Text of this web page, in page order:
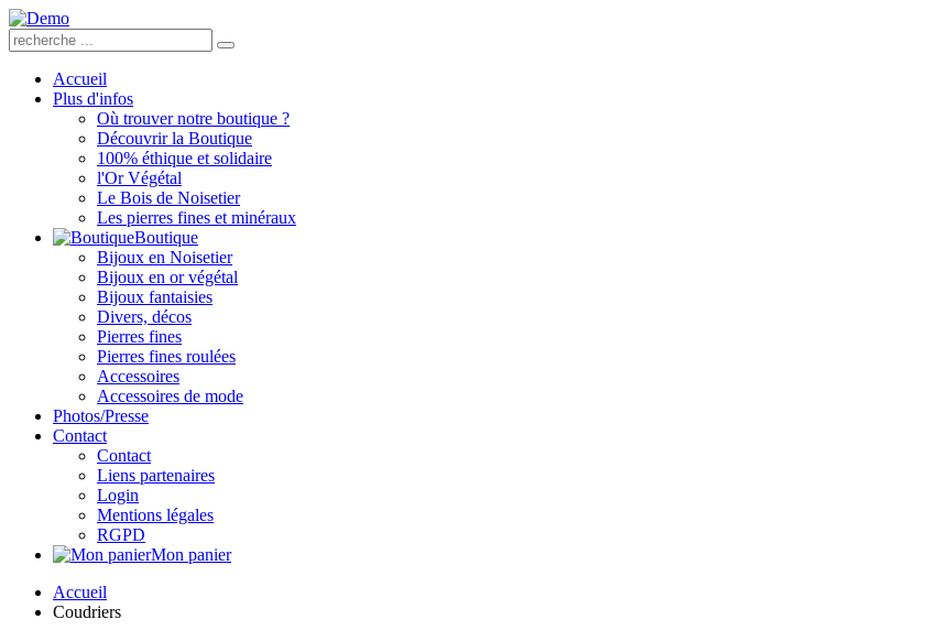
Accueil
Plus d'infos
Où trouver notre boutique ?
Découvrir la Boutique
100% éthique et solidaire
l'Or Végétal
Le Bois de Noisetier
Les pierres fines et minéraux
Boutique
Bijoux en Noisetier
Bijoux en or végétal
Bijoux fantaisies
Divers, décos
Pierres fines
Pierres fines roulées
Accessoires
Accessoires de mode
Photos/Presse
Contact
Contact
Liens partenaires
Login
Mentions légales
RGPD
Mon panier
Accueil
Coudriers